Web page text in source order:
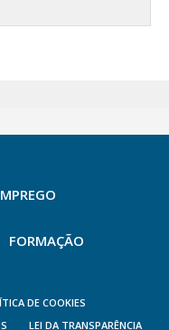
FORMAÇÃO
DE COOKIES
LEI DA TRANSPARÊNCIA